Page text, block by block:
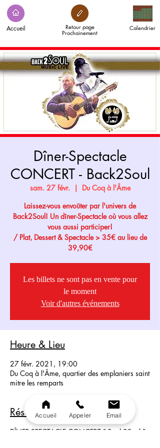
Accueil Calendrier
Retour page
Prochainement
Dîner-Spectacle
CONCERT - Back2Soul
sam. 27 févr.
  |
Du Coq à l'Âme
Laissez-vous envoûter par l'univers de
Back2Soul! Un dîner-Spectacle où vous allez
vous aussi participer!
/ Plat, Dessert & Spectacle > 35€ au lieu de
39,90€
Les billets ne sont pas en vente pour
le moment
Voir d'autres événements
Heure & Lieu
27 févr. 2021, 19:00
Du Coq à l'Âme, quartier des emplaniers saint
mitre les remparts
Résumé du Spectacle
DÎNER-SPECTACLE CONCERT " Back2Soul "
Accueil Appeler Email